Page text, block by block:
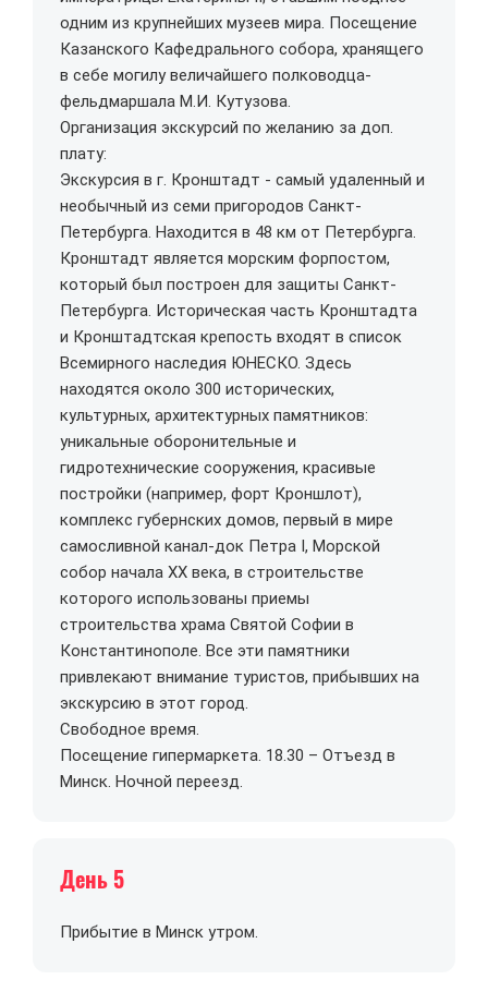
одним из крупнейших музеев мира. Посещение
Казанского Кафедрального собора, хранящего
в себе могилу величайшего полководца-
фельдмаршала М.И. Кутузова.
Организация экскурсий по желанию за доп.
плату:
Экскурсия в г. Кронштадт - самый удаленный и
необычный из семи пригородов Санкт-
Петербурга. Находится в 48 км от Петербурга.
Кронштадт является морским форпостом,
который был построен для защиты Санкт-
Петербурга. Историческая часть Кронштадта
и Кронштадтская крепость входят в список
Всемирного наследия ЮНЕСКО. Здесь
находятся около 300 исторических,
культурных, архитектурных памятников:
уникальные оборонительные и
гидротехнические сооружения, красивые
постройки (например, форт Кроншлот),
комплекс губернских домов, первый в мире
самосливной канал-док Петра I, Морской
собор начала XX века, в строительстве
которого использованы приемы
строительства храма Святой Софии в
Константинополе. Все эти памятники
привлекают внимание туристов, прибывших на
экскурсию в этот город.
Свободное время.
Посещение гипермаркета. 18.30 – Отъезд в
Минск. Ночной переезд.
День 5
Прибытие в Минск утром.